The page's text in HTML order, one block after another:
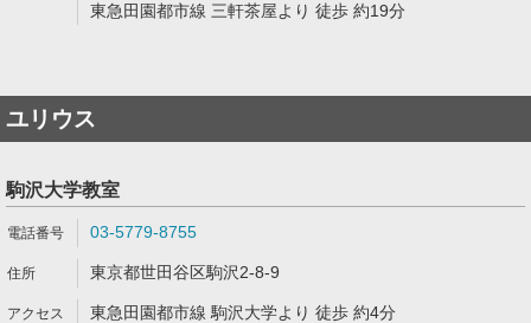
東急田園都市線 三軒茶屋より 徒歩 約19分
ユリウス
駒沢大学教室
03-5779-8755
東京都世田谷区駒沢2-8-9
東急田園都市線 駒沢大学より 徒歩 約4分